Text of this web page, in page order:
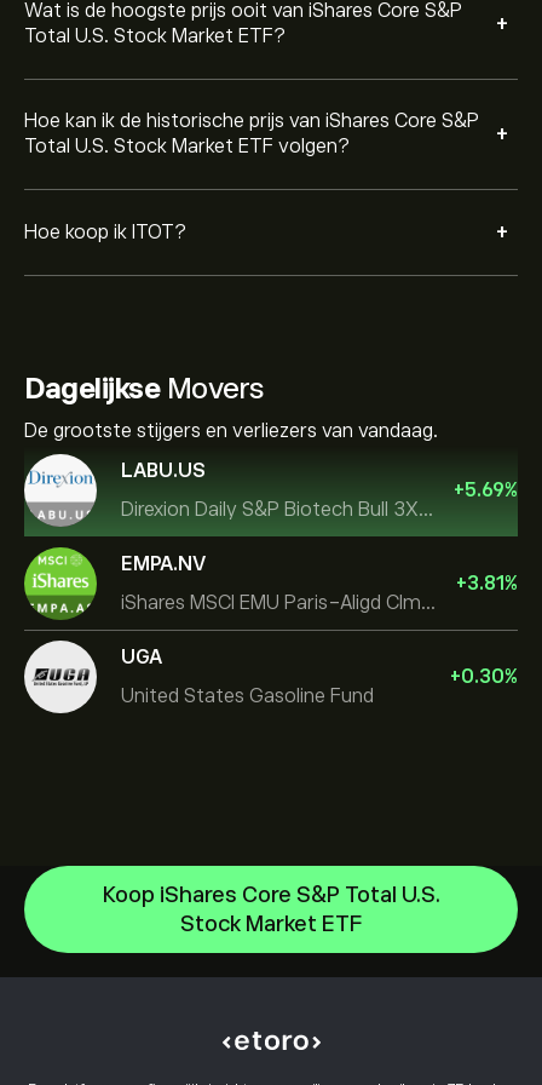
Wat is de hoogste prijs ooit van iShares Core S&P
Total U.S. Stock Market ETF?
+
Hoe kan ik de historische prijs van iShares Core S&P
Total U.S. Stock Market ETF volgen?
+
Hoe koop ik ITOT? +
DagelijkseMovers
De grootste stijgers en verliezers van vandaag.
LABU.US
Direxion Daily S&P Biotech Bull 3X ETF
+5.69%
EMPA.NV
iShares MSCI EMU Paris-Aligd Clmt UCITS ETF EUR A
+3.81%
UGA
United States Gasoline Fund
+0.30%
Koop iShares Core S&P Total U.S.
Stock Market ETF
Invesco S&P 500 Equal Weight ETF
iShares $ Treasury Bond 0-1yr UCITS ETF
iShares Physical Gold ETC
Verantwoord handelen